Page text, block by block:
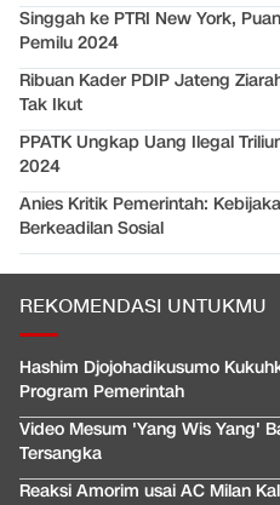
Singgah ke PTRI New York,
Pemilu 2024
Ribuan Kader PDIP Jateng
Tak Ikut
PPATK Ungkap Uang Ilegal
2024
Anies Kritik Pemerintah:
Berkeadilan Sosial
REKOMENDASI UNTUKMU
Hashim Djojohadikusumo
Program Pemerintah
Video Mesum 'Yang Wis Yang'
Tersangka
Reaksi Amorim usai AC Milan